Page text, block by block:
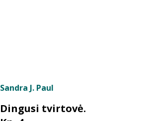
Sandra J. Paul
Dingusi tvirtovė.